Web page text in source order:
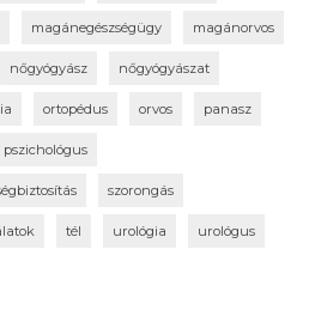
magánegészségügy magánorvos
nőgyógyász nőgyógyászat
ortopédus orvos panasz
pszichológus
szorongás
tél urológia urológus